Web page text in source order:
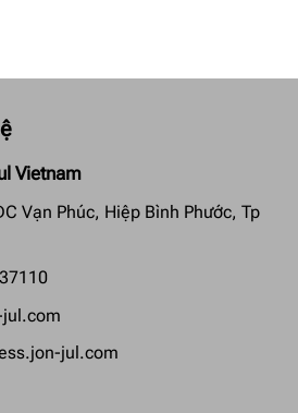
Vietnam
Vạn Phúc, Hiệp Bình Phước, Tp
jul.com
jul.com